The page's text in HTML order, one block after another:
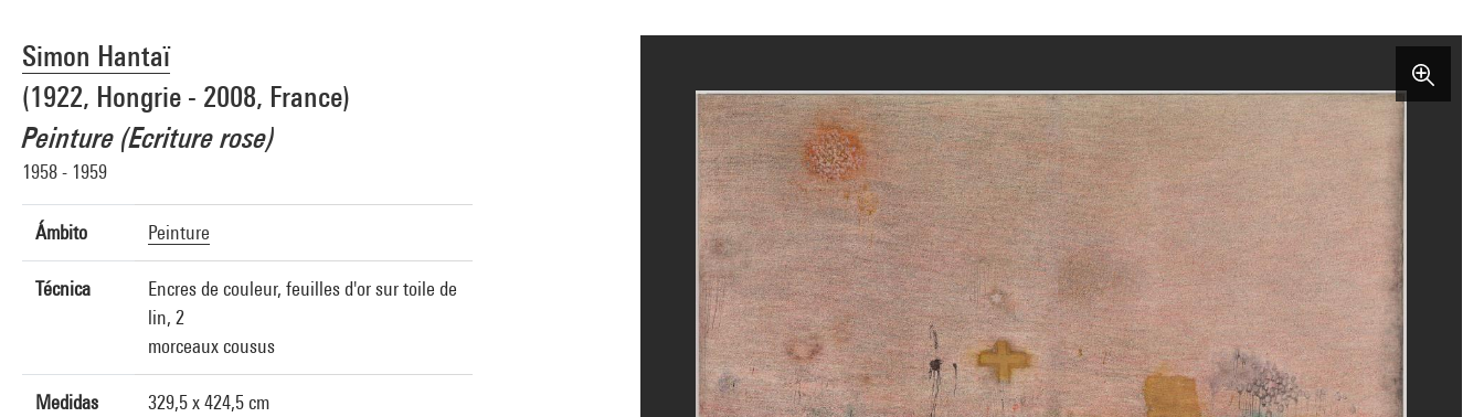
Simon Hantaï
(1922, Hongrie - 2008, France)
Peinture (Ecriture rose)
1958 - 1959
Ámbito Peinture
Técnica
Encres de couleur, feuilles d'or sur toile de
lin, 2
morceaux cousus
Medidas 329,5 x 424,5 cm